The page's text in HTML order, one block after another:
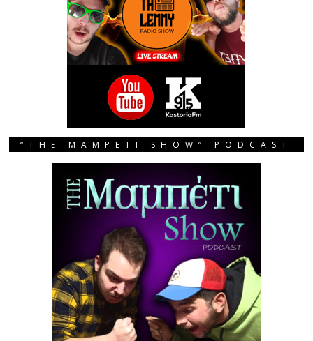
“THE MAMPETI SHOW” PODCAST